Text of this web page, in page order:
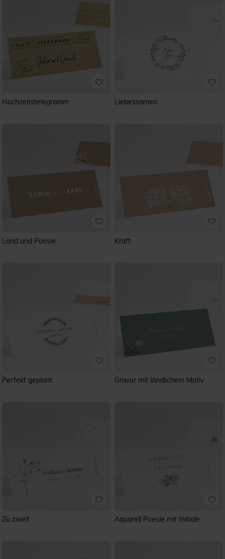
Hochzeitstelegramm Liebessamen
Land und Poesie Kraft
Perfekt geplant Gravur mit ländlichem Motiv
Zu zweit Aquarell Poesie mit Initiale